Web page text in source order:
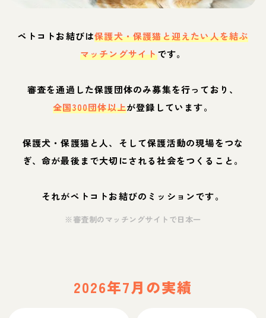
ペトコトお結びは保護犬・保護猫と迎えたい人を結ぶ
マッチングサイトです。
審査を通過した保護団体のみ募集を行っており、
全国300団体以上が登録しています。
保護犬・保護猫と人、そして保護活動の現場をつな
ぎ、命が最後まで大切にされる社会をつくること。
それがペトコトお結びのミッションです。
※審査制のマッチングサイトで日本一
2026年7月の実績